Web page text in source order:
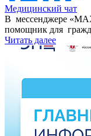
Медицинский чат
В мессенджере
помощник для
Читать далее